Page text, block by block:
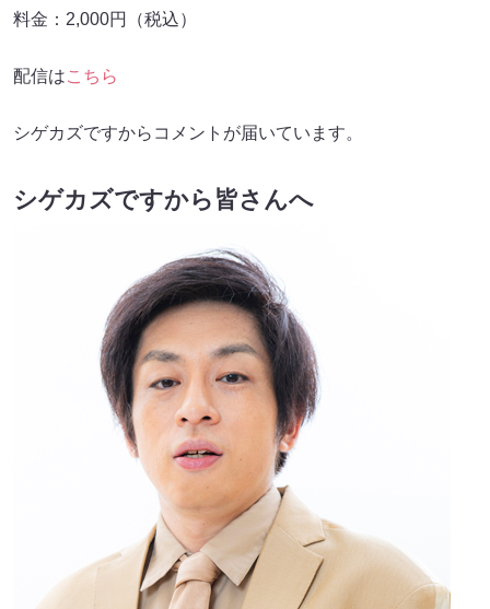
料⾦：2,000円（税込）
配信はこちら
シゲカズですからコメントが届いています。
シゲカズですから皆さんへ